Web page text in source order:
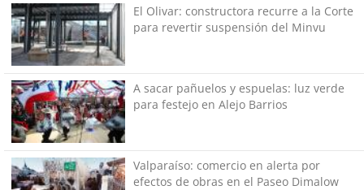
El Olivar: constructora recurre a la Corte
para revertir suspensión del Minvu
A sacar pañuelos y espuelas: luz verde
para festejo en Alejo Barrios
Valparaíso: comercio en alerta por
efectos de obras en el Paseo Dimalow